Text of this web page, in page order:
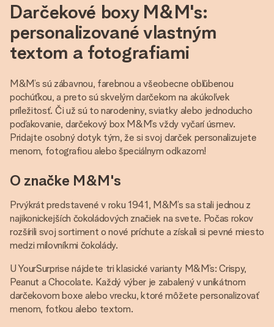
Darčekové boxy M&M's:
personalizované vlastným
textom a fotografiami
M&M’s sú zábavnou, farebnou a všeobecne obľúbenou
pochúťkou, a preto sú skvelým darčekom na akúkoľvek
príležitosť. Či už sú to narodeniny, sviatky alebo jednoducho
poďakovanie, darčekový box M&M’s vždy vyčarí úsmev.
Pridajte osobný dotyk tým, že si svoj darček personalizujete
menom, fotografiou alebo špeciálnym odkazom!
O značke M&M's
Prvýkrát predstavené v roku 1941, M&M’s sa stali jednou z
najikonickejších čokoládových značiek na svete. Počas rokov
rozšírili svoj sortiment o nové príchute a získali si pevné miesto
medzi milovníkmi čokolády.
U YourSurprise nájdete tri klasické varianty M&M’s: Crispy,
Peanut a Chocolate. Každý výber je zabalený v unikátnom
darčekovom boxe alebo vrecku, ktoré môžete personalizovať
menom, fotkou alebo textom.